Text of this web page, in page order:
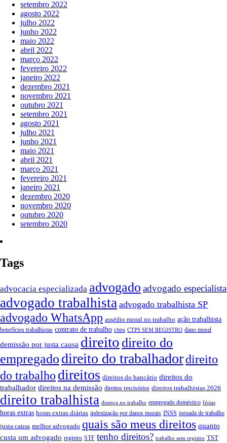
setembro 2022
agosto 2022
julho 2022
junho 2022
maio 2022
abril 2022
março 2022
fevereiro 2022
janeiro 2022
dezembro 2021
novembro 2021
outubro 2021
setembro 2021
agosto 2021
julho 2021
junho 2021
maio 2021
abril 2021
março 2021
fevereiro 2021
janeiro 2021
dezembro 2020
novembro 2020
outubro 2020
setembro 2020
Tags
advocacia especializada advogado advogado especialista
advogado trabalhista advogado trabalhista SP
advogado WhatsApp assédio moral no trabalho ação trabalhista
benefícios trabalhistas contrato de trabalho ctps CTPS SEM REGISTRO dano moral
demissão por justa causa direito direito do
empregado direito do trabalhadordireito
do trabalho direitos direitos do bancário direitos do
trabalhador direitos na demissão direitos rescisórios direitos trabalhistas 2026
direito trabalhista doença no trabalho empregado doméstico férias
horas extras horas extras diárias indenização por danos morais INSS jornada de trabalho
justa causa melhor advogado quais são meus direitos quanto
custa um advogado registro STF tenho direitos? trabalho sem registro TST